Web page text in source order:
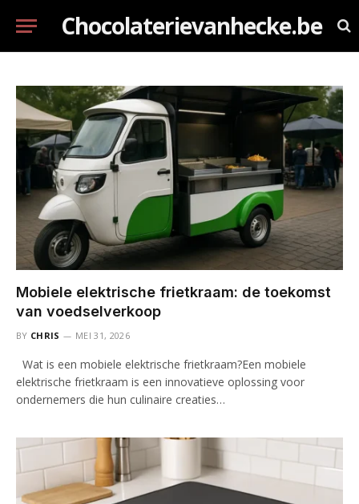
Chocolaterievanhecke.be
Mobiele elektrische frietkraam: de toekomst
van voedselverkoop
BY CHRIS MEI 31, 2026
Wat is een mobiele elektrische frietkraam?Een mobiele
elektrische frietkraam is een innovatieve oplossing voor
ondernemers die hun culinaire creaties…